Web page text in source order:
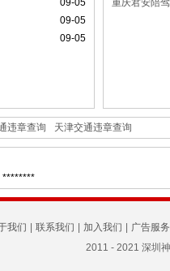
09-05
09-05
09-05
重庆君安陪驾
违章查询 天津交通违章查询
********
我们 联系我们 加入我们
广告服务
2011 - 2021 深圳